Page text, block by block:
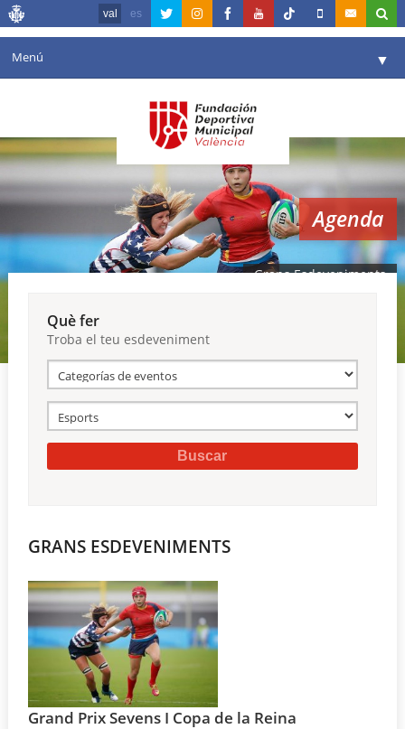
val es
Menú ▼
Agenda
Instal·lacions ▼
▼
València en esport ▼
Reserves
Agenda
Grans Esdeveniments
Què fer
Troba el teu esdeveniment
GRANS ESDEVENIMENTS
Grand Prix Sevens I Copa de la Reina